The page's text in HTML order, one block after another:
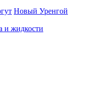
Новый Уренгой
и жидкости